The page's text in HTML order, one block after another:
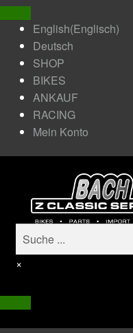
English(Englisch)
Deutsch
SHOP
BIKES
ANKAUF
RACING
Mein Konto
×